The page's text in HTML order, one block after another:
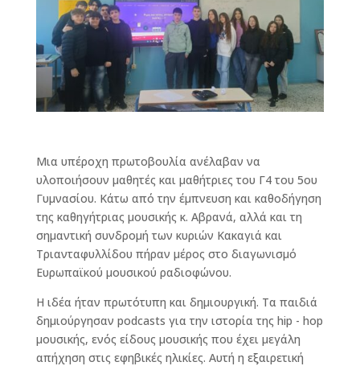
Μια υπέροχη πρωτοβουλία ανέλαβαν να
υλοποιήσουν μαθητές και μαθήτριες του Γ4 του 5ου
Γυμνασίου. Κάτω από την έμπνευση και καθοδήγηση
της καθηγήτριας μουσικής κ. Αβρανά, αλλά και τη
σημαντική συνδρομή των κυριών Κακαγιά και
Τριανταφυλλίδου πήραν μέρος στο διαγωνισμό
Ευρωπαϊκού μουσικού ραδιοφώνου.
Η ιδέα ήταν πρωτότυπη και δημιουργική. Τα παιδιά
δημιούργησαν podcasts για την ιστορία της hip - hop
μουσικής, ενός είδους μουσικής που έχει μεγάλη
απήχηση στις εφηβικές ηλικίες. Αυτή η εξαιρετική